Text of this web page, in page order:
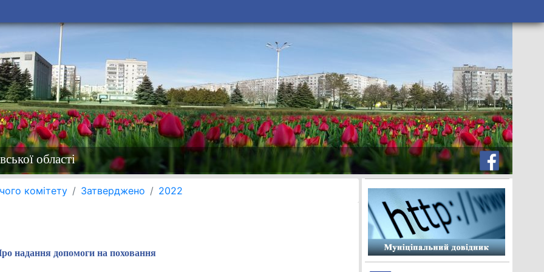
області
комітету Затверджено 2022
надання допомоги на поховання